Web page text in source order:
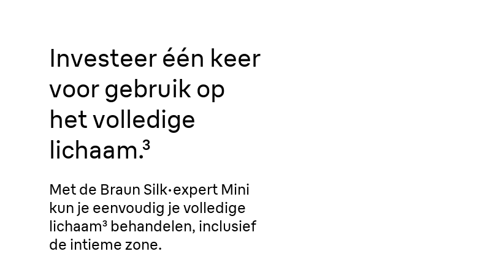
Investeer één keer
voor gebruik op
het volledige
lichaam.³
Met de Braun Silk·expert Mini
kun je eenvoudig je volledige
lichaam³ behandelen, inclusief
de intieme zone.